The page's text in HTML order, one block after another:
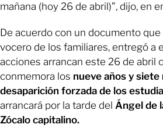
mañana (hoy 26 de abril)”, dijo, en
De acuerdo con un documento que
vocero de los familiares, entregó a
acciones arrancan este 26 de abril
conmemora los nueve años y siete
desaparición forzada de los
arrancará por la tarde del Ángel de
Zócalo capitalino.